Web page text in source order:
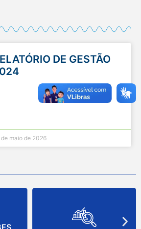
DE GESTÃO
de maio de 2026